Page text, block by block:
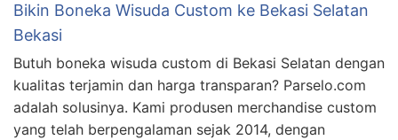
Bikin Boneka Wisuda Custom ke Bekasi Selatan
Bekasi
Butuh boneka wisuda custom di Bekasi Selatan dengan
kualitas terjamin dan harga transparan? Parselo.com
adalah solusinya. Kami produsen merchandise custom
yang telah berpengalaman sejak 2014, dengan